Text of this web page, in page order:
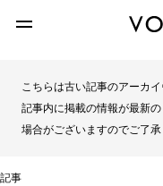
こちらは古い記事のアーカイ
記事内に掲載の情報が最新
場合がございますのでご了承
記事